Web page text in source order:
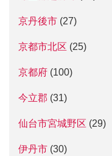
京丹後市 (27)
京都市北区 (25)
京都府 (100)
今立郡 (31)
仙台市宮城野区 (29)
伊丹市 (30)